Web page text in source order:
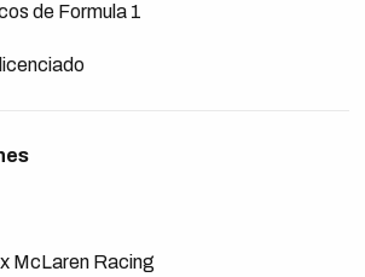
de Formula 1
McLaren Racing